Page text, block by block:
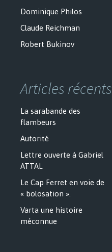
Dominique Philos
Claude Reichman
Robert Bukinov
Articles récents
La sarabande des
flambeurs
Autorité
Lettre ouverte à Gabriel
ATTAL
Le Cap Ferret en voie de
« bolosation ».
Varta une histoire
méconnue